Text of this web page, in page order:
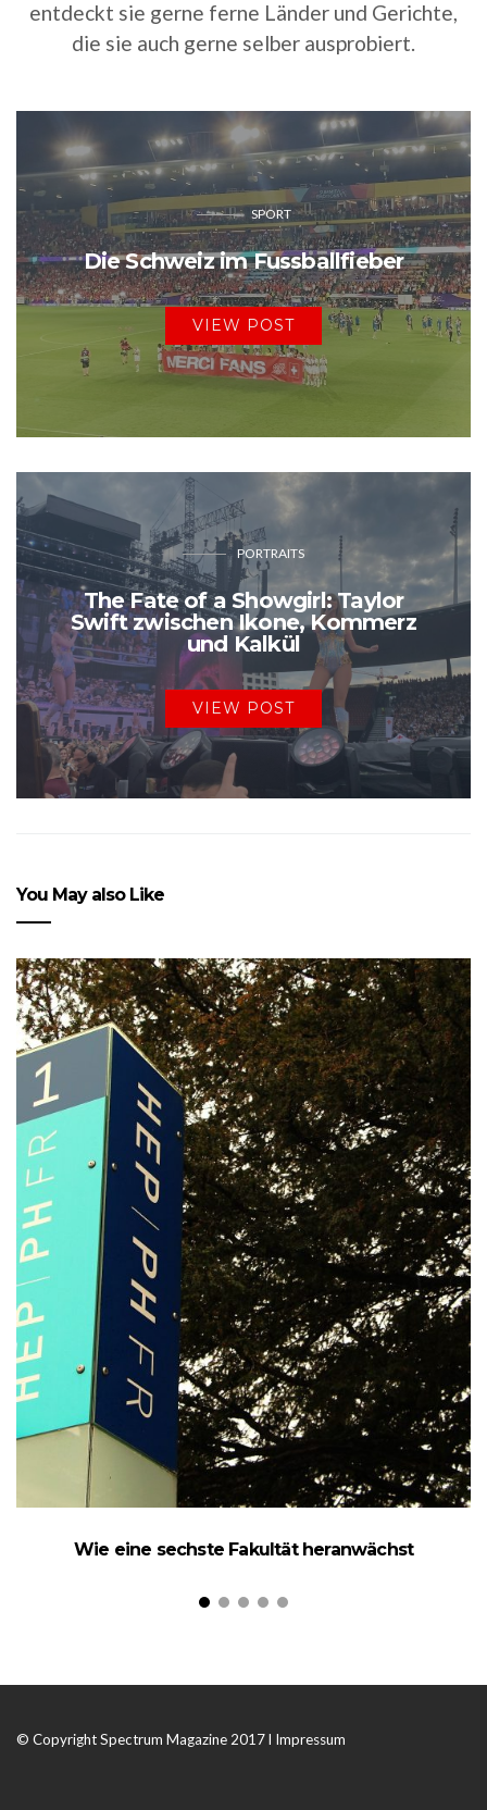
entdeckt sie gerne ferne Länder und Gerichte,
die sie auch gerne selber ausprobiert.
SPORT
Die Schweiz im Fussballfieber
VIEW POST
PORTRAITS
The Fate of a Showgirl: Taylor
Swift zwischen Ikone, Kommerz
und Kalkül
VIEW POST
You May also Like
Wie eine sechste Fakultät heranwächst
© Copyright Spectrum Magazine 2017 l Impressum